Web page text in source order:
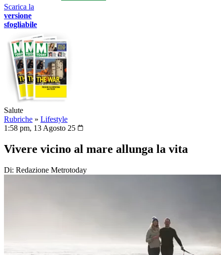
Scarica la
versione
sfogliabile
Salute
Rubriche » Lifestyle
1:58 pm, 13 Agosto 25
Vivere vicino al mare allunga la vita
Di: Redazione Metrotoday